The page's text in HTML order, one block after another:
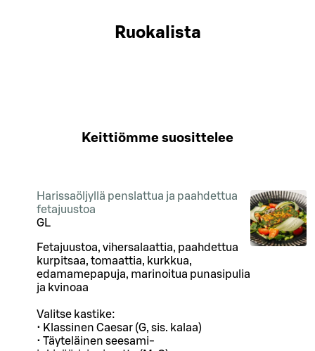
Ruokalista
Keittiömme suosittelee
Harissaöljyllä penslattua ja paahdettua
fetajuustoa
GL
Fetajuustoa, vihersalaattia, paahdettua
kurpitsaa, tomaattia, kurkkua,
edamamepapuja, marinoitua punasipulia
ja kvinoaa
Valitse kastike:
• Klassinen Caesar (G, sis. kalaa)
• Täyteläinen seesami-